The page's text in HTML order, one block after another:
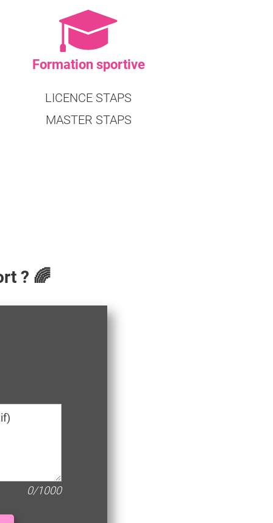
Formation sportive
LICENCE STAPS
MASTER STAPS
? 🌈
0/1000